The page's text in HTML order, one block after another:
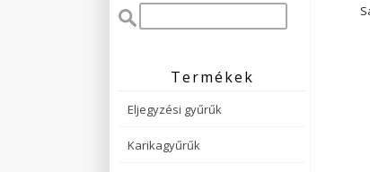
Termékek
Eljegyzési gyűrűk
Karikagyűrűk